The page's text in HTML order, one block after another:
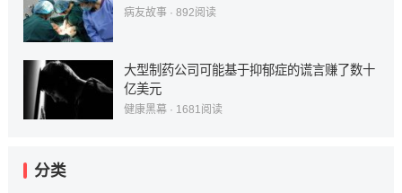
病友故事· 892阅读
大型制药公司可能基于抑郁症的谎言赚了数十
亿美元
健康黑幕· 1681 阅读
分类